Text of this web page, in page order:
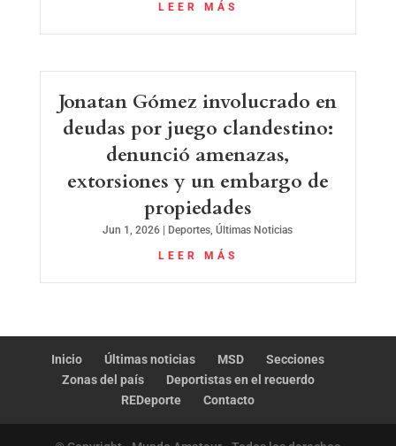
LEER MÁS
Jonatan Gómez involucrado en
deudas por juego clandestino:
denunció amenazas,
extorsiones y un embargo de
propiedades
Jun 1, 2026 Deportes,Últimas Noticias
LEER MÁS
Inicio Últimas noticias MSD
Secciones
Zonas del país
Deportistas en el recuerdo
REDeporte
Contacto